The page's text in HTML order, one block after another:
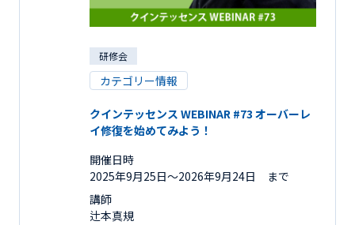
研修会
カテゴリー情報
クインテッセンス WEBINAR #73 オーバーレ
イ修復を始めてみよう！
開催日時
2025年9月25日〜2026年9月24日 まで
講師
辻本真規